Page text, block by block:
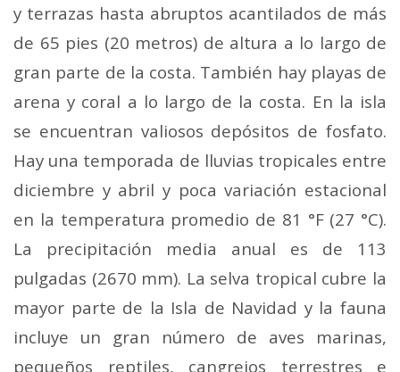
y terrazas hasta abruptos acantilados de más
de 65 pies (20 metros) de altura a lo largo de
gran parte de la costa. También hay playas de
arena y coral a lo largo de la costa. En la isla
se encuentran valiosos depósitos de fosfato.
Hay una temporada de lluvias tropicales entre
diciembre y abril y poca variación estacional
en la temperatura promedio de 81 °F (27 °C).
La precipitación media anual es de 113
pulgadas (2670 mm). La selva tropical cubre la
mayor parte de la Isla de Navidad y la fauna
incluye un gran número de aves marinas,
pequeños reptiles, cangrejos terrestres e